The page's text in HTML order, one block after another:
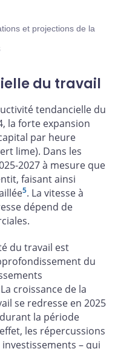
et projections de la
du travail
tendancielle du
la forte expansion
par heure
lime). Dans les
2027 à mesure que
faisant ainsi
5. La vitesse à
dépend de
du travail est
du
croissance de la
se redresse en 2025
la période
les répercussions
– qui